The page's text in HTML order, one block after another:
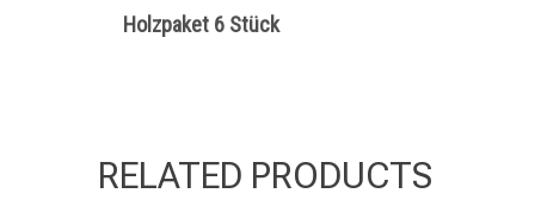
Holzpaket 6 Stück
RELATED PRODUCTS